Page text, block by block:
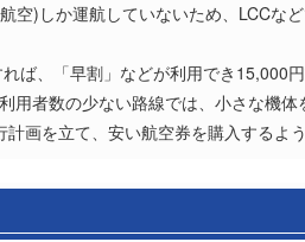
空)しか運航していないため、LCCな
ば、「早割」などが利用でき15,000
者数の少ない路線では、小さな機
画を立て、安い航空券を購入するよ